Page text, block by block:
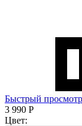
Быстрый просмотр
3 990 Р
Цвет: